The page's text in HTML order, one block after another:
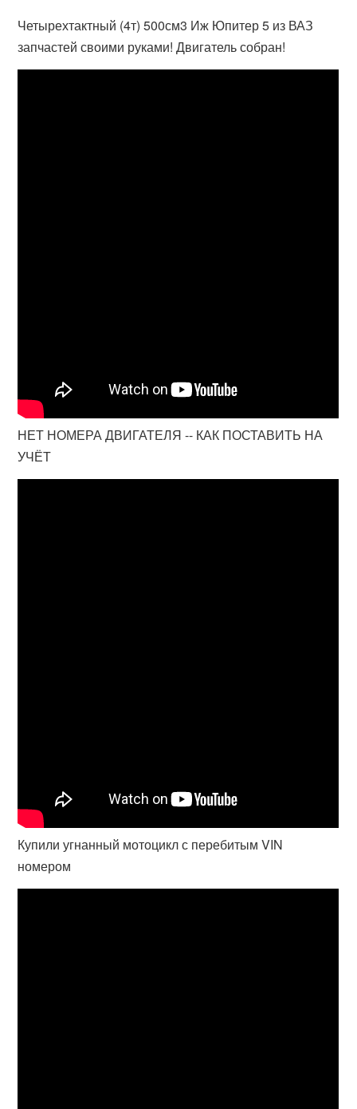
Четырехтактный (4т) 500см3 Иж Юпитер 5 из ВАЗ
запчастей своими руками! Двигатель собран!
НЕТ НОМЕРА ДВИГАТЕЛЯ -- КАК ПОСТАВИТЬ НА
УЧЁТ
Купили угнанный мотоцикл с перебитым VIN
номером